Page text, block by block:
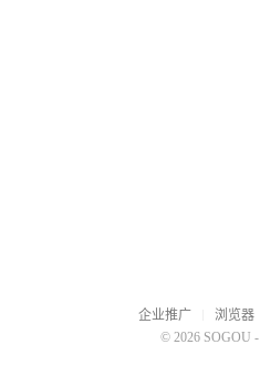
企业推广 浏览器
© 2026 SOGOU -